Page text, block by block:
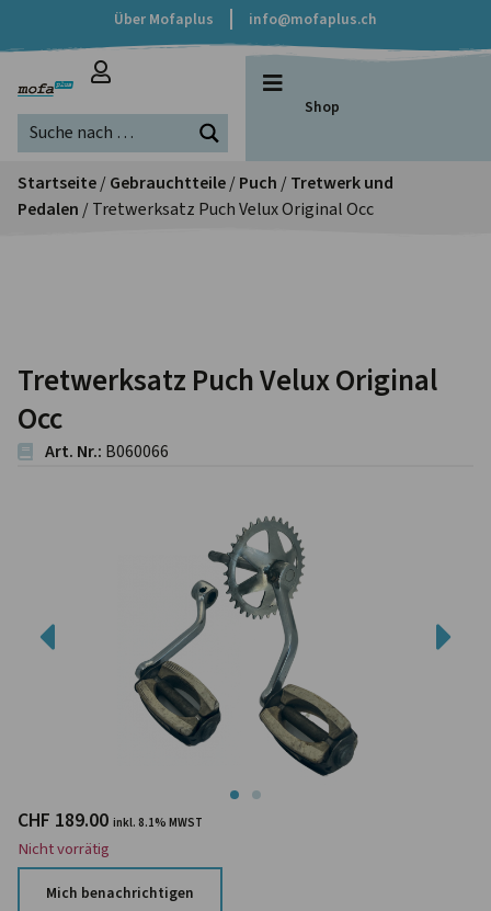
Über Mofaplus info@mofaplus.ch
Shop
Startseite/Gebrauchtteile/Puch /Tretwerk und
Pedalen / Tretwerksatz Puch Velux Original Occ
CHF 189.00 inkl. 8.1% MWST
Nicht vorrätig
Mich benachrichtigen
Tretwerksatz Puch Velux Original
Occ
Art. Nr.: B060066